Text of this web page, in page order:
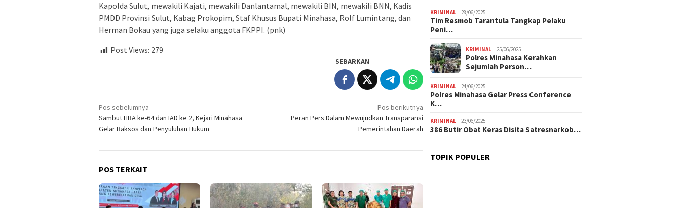
Kapolda Sulut, mewakili Kajati, mewakili Danlantamal, mewakili BIN, mewakili BNN, Kadis
PMDD Provinsi Sulut, Kabag Prokopim, Staf Khusus Bupati Minahasa, Rolf Lumintang, dan
Herman Bokau yang juga selaku anggota FKPPI. (pnk)
Post Views: 279
SEBARKAN
Navigasi
pos
Pos sebelumnya
Sambut HBA ke-64 dan IAD ke 2, Kejari Minahasa
Gelar Baksos dan Penyuluhan Hukum
Pos berikutnya
Peran Pers Dalam Mewujudkan Transparansi
Pemerintahan Daerah
POS TERKAIT
KRIMINAL 28/06/2025
Tim Resmob Tarantula Tangkap Pelaku
Peni…
KRIMINAL 25/06/2025
Polres Minahasa Kerahkan
Sejumlah Person…
KRIMINAL 24/06/2025
Polres Minahasa Gelar Press Conference
K…
KRIMINAL 23/06/2025
386 Butir Obat Keras Disita Satresnarkob…
TOPIK POPULER